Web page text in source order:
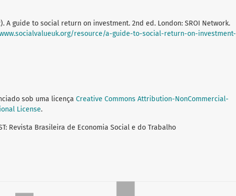
A guide to social return on investment. 2nd ed. London: SROI Network.
resource/a-guide-to-social-return-on-investment-
sob uma licença Creative Commons Attribution-NonCommercial-
License.
Revista Brasileira de Economia Social e do Trabalho